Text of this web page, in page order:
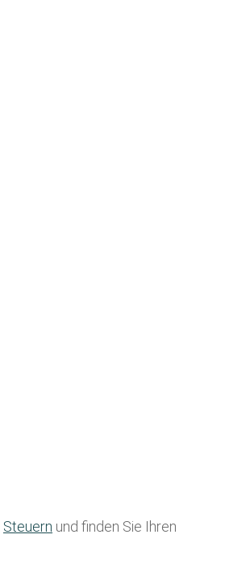
Steuern und finden Sie Ihren